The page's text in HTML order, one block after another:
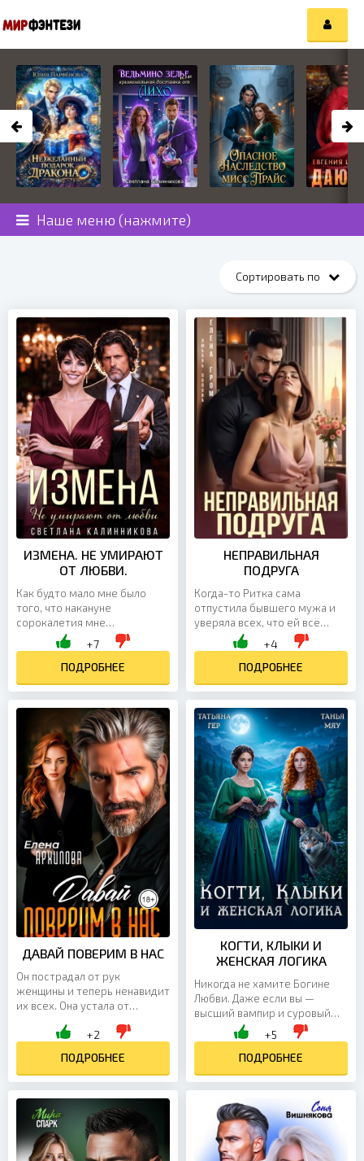
Наше меню (нажмите)
ИЗМЕНА. НЕ УМИРАЮТ
ОТ ЛЮБВИ.
Как будто мало мне было
того, что накануне
сорокалетия мне
приостановили статус
ведьмы, так судьба тут же
подкинула новый удар:
пришлось узнать обо...
+7
ПОДРОБНЕЕ
НЕПРАВИЛЬНАЯ
ПОДРУГА
Когда-то Ритка сама
отпустила бывшего мужа и
уверяла всех, что ей всё
равно, с кем он будет
дальше. Главное — развод,
свобода и новая жизнь. Но...
+4
ПОДРОБНЕЕ
ДАВАЙ ПОВЕРИМ В НАС
Он пострадал от рук
женщины и теперь ненавидит
их всех. Она устала от
сделала себя сама и имеет
+2
ПОДРОБНЕЕ
КОГТИ, КЛЫКИ И
ЖЕНСКАЯ ЛОГИКА
Никогда не хамите Богине
Любви. Даже если вы —
высший вампир и суровый
оборотень. Цена дерзости?
Магическая цепь, одна
долина на двоих и год...
+5
ПОДРОБНЕЕ